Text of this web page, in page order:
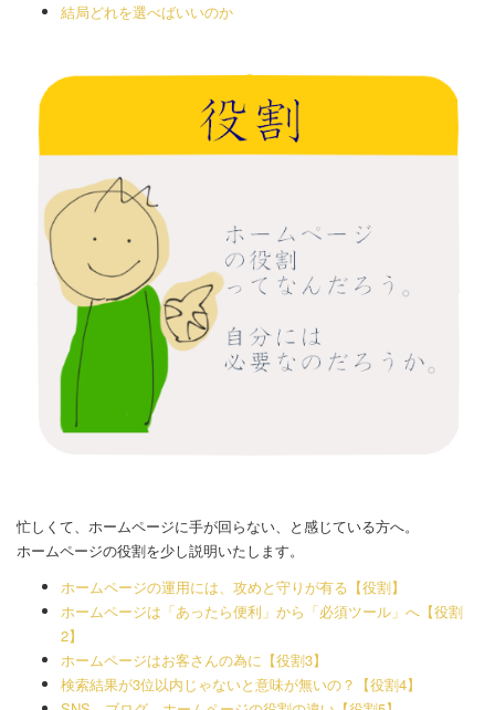
結局どれを選べばいいのか
忙しくて、ホームページに手が回らない、と感じている方へ。
ホームページの役割を少し説明いたします。
ホームページの運用には、攻めと守りが有る【役割】
ホームページは「あったら便利」から「必須ツール」へ【役割
2】
ホームページはお客さんの為に【役割3】
検索結果が3位以内じゃないと意味が無いの？【役割4】